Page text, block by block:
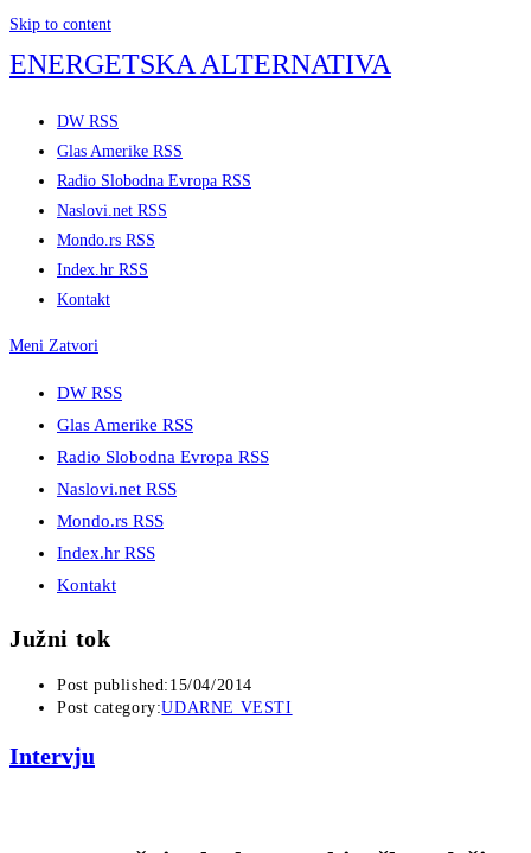
Skip to content
ENERGETSKA ALTERNATIVA
DW RSS
Glas Amerike RSS
Radio Slobodna Evropa RSS
Naslovi.net RSS
Mondo.rs RSS
Index.hr RSS
Kontakt
Meni Zatvori
DW RSS
Glas Amerike RSS
Radio Slobodna Evropa RSS
Naslovi.net RSS
Mondo.rs RSS
Index.hr RSS
Kontakt
Južni tok
Post published: 15/04/2014
Post category:UDARNE VESTI
Intervju